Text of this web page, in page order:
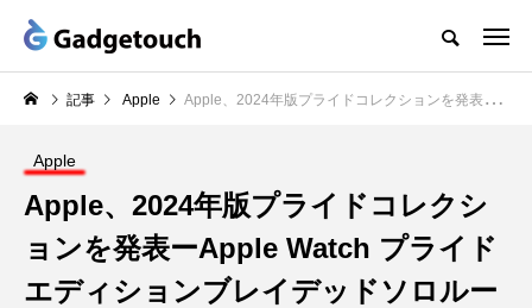
記事 Apple Apple、2024年版プライドコレクションを発表ーApple Watch プライドエディションブレイデッドソロループや文字盤、専用壁紙
Apple
Apple、2024年版プライドコレクシ
ョンを発表ーApple Watch プライド
エディションブレイデッドソロルー